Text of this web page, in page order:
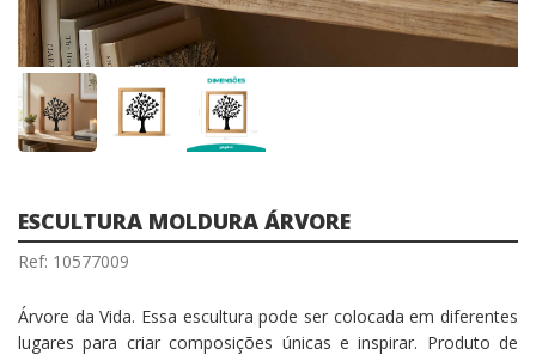
ESCULTURA MOLDURA ÁRVORE
Ref: 10577009
Árvore da Vida. Essa escultura pode ser colocada em diferentes
lugares para criar composições únicas e inspirar. Produto de